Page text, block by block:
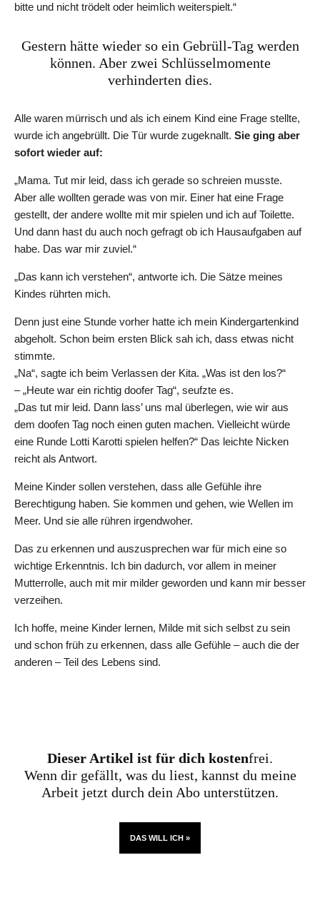
bitte und nicht trödelt oder heimlich weiterspielt.“
Gestern hätte wieder so ein Gebrüll-Tag werden
können. Aber zwei Schlüsselmomente
verhinderten dies.
Alle waren mürrisch und als ich einem Kind eine Frage stellte,
wurde ich angebrüllt. Die Tür wurde zugeknallt. Sie ging aber
sofort wieder auf:
„Mama. Tut mir leid, dass ich gerade so schreien musste.
Aber alle wollten gerade was von mir. Einer hat eine Frage
gestellt, der andere wollte mit mir spielen und ich auf Toilette.
Und dann hast du auch noch gefragt ob ich Hausaufgaben auf
habe. Das war mir zuviel.“
„Das kann ich verstehen“, antworte ich. Die Sätze meines
Kindes rührten mich.
Denn just eine Stunde vorher hatte ich mein Kindergartenkind
abgeholt. Schon beim ersten Blick sah ich, dass etwas nicht
stimmte.
„Na“, sagte ich beim Verlassen der Kita. „Was ist den los?“
– „Heute war ein richtig doofer Tag“, seufzte es.
„Das tut mir leid. Dann lass’ uns mal überlegen, wie wir aus
dem doofen Tag noch einen guten machen. Vielleicht würde
eine Runde Lotti Karotti spielen helfen?“ Das leichte Nicken
reicht als Antwort.
Meine Kinder sollen verstehen, dass alle Gefühle ihre
Berechtigung haben. Sie kommen und gehen, wie Wellen im
Meer. Und sie alle rühren irgendwoher.
Das zu erkennen und auszusprechen war für mich eine so
wichtige Erkenntnis. Ich bin dadurch, vor allem in meiner
Mutterrolle, auch mit mir milder geworden und kann mir besser
verzeihen.
Ich hoffe, meine Kinder lernen, Milde mit sich selbst zu sein
und schon früh zu erkennen, dass alle Gefühle – auch die der
anderen – Teil des Lebens sind.
Dieser Artikel ist für dich kostenfrei.
Wenn dir gefällt, was du liest, kannst du meine
Arbeit jetzt durch dein Abo unterstützen.
DAS WILL ICH »